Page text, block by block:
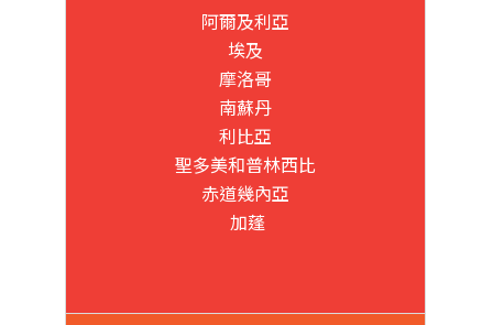
阿爾及利亞
埃及
摩洛哥
南蘇丹
利比亞
聖多美和普林西比
赤道幾內亞
加蓬